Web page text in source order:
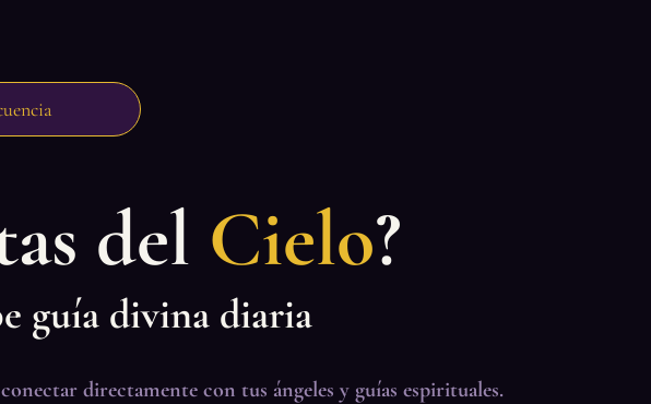
del Cielo?
guía divina diaria
directamente con tus ángeles y guías espirituales.